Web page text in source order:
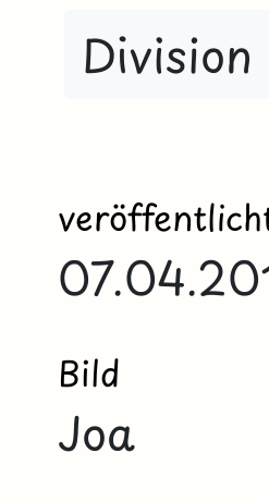
Division
Bild
Joa